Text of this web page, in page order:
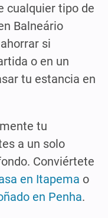
cualquier tipo de
Balneário
si
o en un
tu estancia en
tu
a un solo
Conviértete
en Itapema o
en Penha.